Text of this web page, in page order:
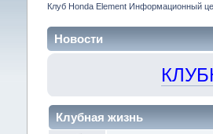
Клуб Honda Element Информационный
Новости
Клубная жизнь